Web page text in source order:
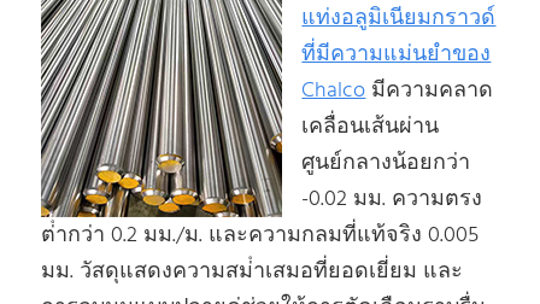
แท่งอลูมิเนียมกราวด์
ที่มีความแม่นยําของ
Chalcoมีความคลาด
เคลื่อนเส้นผ่าน
ศูนย์กลางน้อยกว่า
-0.02 มม. ความตรง
ต่ํากว่า 0.2 มม./ม. และความกลมที่แท้จริง 0.005
มม. วัสดุแสดงความสม่ําเสมอที่ยอดเยี่ยม และ